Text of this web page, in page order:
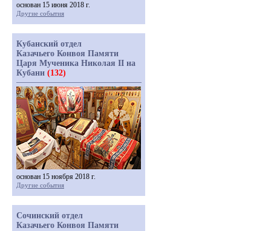
основан 15 июня 2018 г.
Другие события
Кубанский отдел
Казачьего Конвоя Памяти
Царя Мученика Николая II на
Кубани (132)
основан 15 ноября 2018 г.
Другие события
Сочинский отдел
Казачьего Конвоя Памяти